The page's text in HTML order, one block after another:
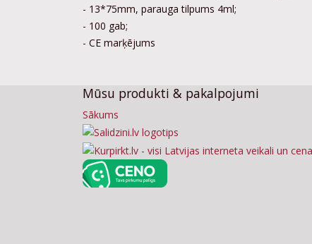
- 13*75mm, parauga tilpums 4ml;
- 100 gab;
- CE marķējums
Mūsu produkti & pakalpojumi
Sākums